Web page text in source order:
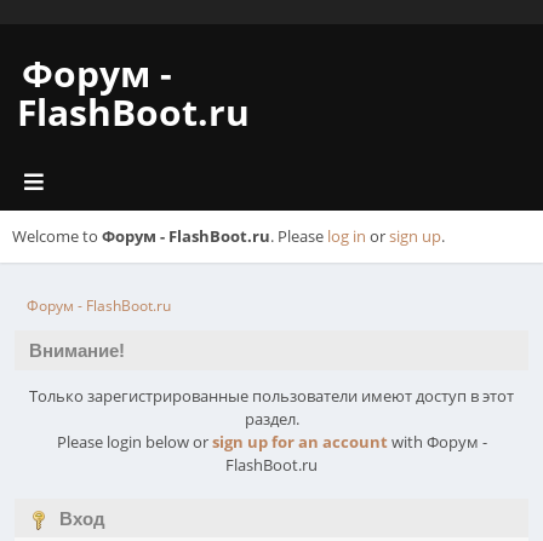
Форум -
FlashBoot.ru
Welcome to Форум - FlashBoot.ru. Please log in orsign up.
Форум - FlashBoot.ru
Внимание!
Только зарегистрированные пользователи имеют доступ в этот
раздел.
Please login below orsign up for an accountwith Форум -
FlashBoot.ru
Вход